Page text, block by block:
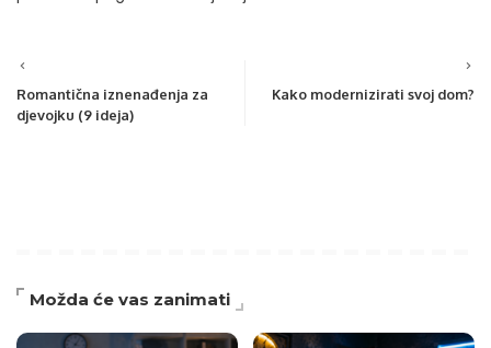
Romantična iznenađenja za
djevojku (9 ideja)
Kako modernizirati svoj dom?
Možda će vas zanimati